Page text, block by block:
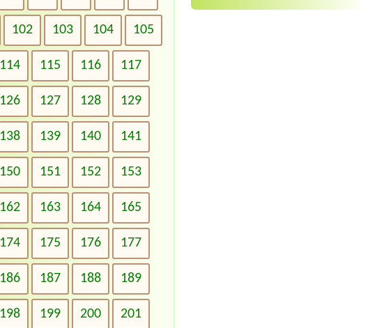
102 103 104 105
114 115 116 117
126 127 128 129
138 139 140 141
150 151 152 153
162 163 164 165
174 175 176 177
186 187 188 189
198 199 200 201